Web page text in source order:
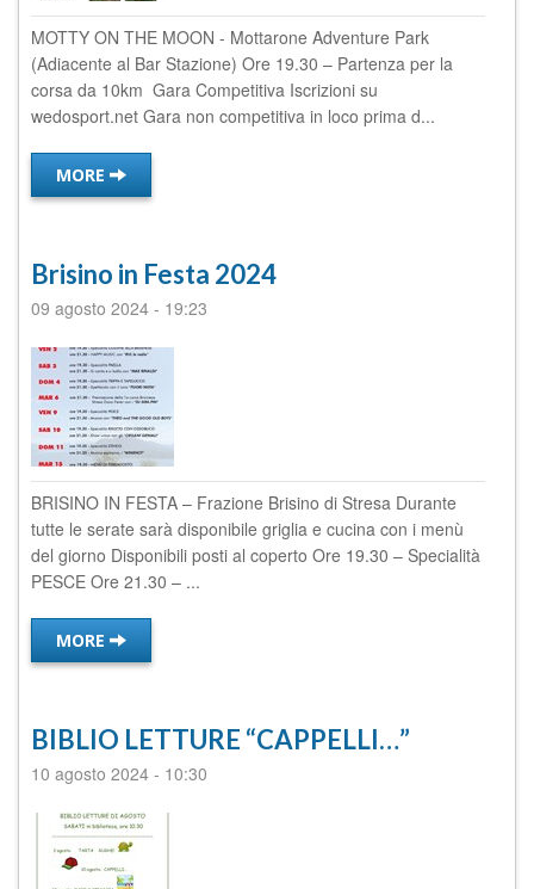
MOTTY ON THE MOON - Mottarone Adventure Park
(Adiacente al Bar Stazione) Ore 19.30 – Partenza per la
corsa da 10km Gara Competitiva Iscrizioni su
wedosport.net Gara non competitiva in loco prima d...
MORE
Brisino in Festa 2024
09 agosto 2024 - 19:23
BRISINO IN FESTA – Frazione Brisino di Stresa Durante
tutte le serate sarà disponibile griglia e cucina con i menù
del giorno Disponibili posti al coperto Ore 19.30 – Specialità
PESCE Ore 21.30 – ...
MORE
BIBLIO LETTURE “CAPPELLI…”
10 agosto 2024 - 10:30